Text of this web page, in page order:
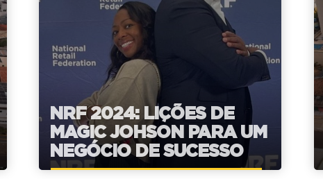
NRF 2024: LIÇÕES DE
MAGIC JOHSON PARA UM
NEGÓCIO DE SUCESSO